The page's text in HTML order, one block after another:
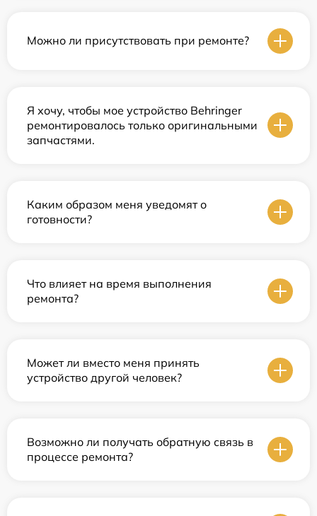
Можно ли присутствовать при ремонте?
Я хочу, чтобы мое устройство Behringer
ремонтировалось только оригинальными
запчастями.
Каким образом меня уведомят о
готовности?
Что влияет на время выполнения
ремонта?
Может ли вместо меня принять
устройство другой человек?
Возможно ли получать обратную связь в
процессе ремонта?